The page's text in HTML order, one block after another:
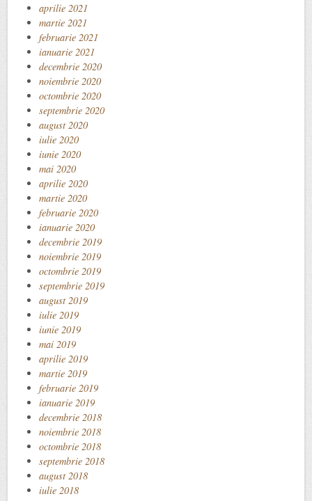
aprilie 2021
martie 2021
februarie 2021
ianuarie 2021
decembrie 2020
noiembrie 2020
octombrie 2020
septembrie 2020
august 2020
iulie 2020
iunie 2020
mai 2020
aprilie 2020
martie 2020
februarie 2020
ianuarie 2020
decembrie 2019
noiembrie 2019
octombrie 2019
septembrie 2019
august 2019
iulie 2019
iunie 2019
mai 2019
aprilie 2019
martie 2019
februarie 2019
ianuarie 2019
decembrie 2018
noiembrie 2018
octombrie 2018
septembrie 2018
august 2018
iulie 2018